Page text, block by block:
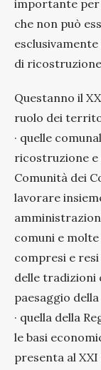
importante
che non può
di
Questanno il
ruolo dei
· quelle
ricostruzione e
Comunità dei
lavorare
comuni e
compresi e
delle tradizioni
paesaggio
· quella della
le basi
presenta al